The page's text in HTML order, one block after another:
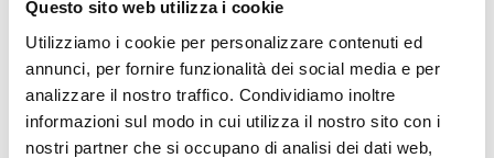
Questo sito web utilizza i cookie
Utilizziamo i cookie per personalizzare contenuti ed
annunci, per fornire funzionalità dei social media e per
analizzare il nostro traffico. Condividiamo inoltre
informazioni sul modo in cui utilizza il nostro sito con i
nostri partner che si occupano di analisi dei dati web,